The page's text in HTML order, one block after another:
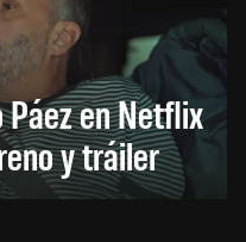
Páez en Netflix
y tráiler